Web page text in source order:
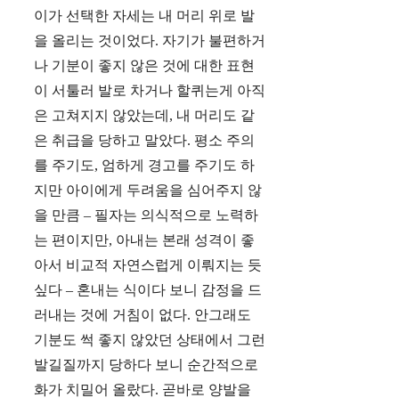
이가 선택한 자세는 내 머리 위로 발
을 올리는 것이었다. 자기가 불편하거
나 기분이 좋지 않은 것에 대한 표현
이 서툴러 발로 차거나 할퀴는게 아직
은 고쳐지지 않았는데, 내 머리도 같
은 취급을 당하고 말았다. 평소 주의
를 주기도, 엄하게 경고를 주기도 하
지만 아이에게 두려움을 심어주지 않
을 만큼 – 필자는 의식적으로 노력하
는 편이지만, 아내는 본래 성격이 좋
아서 비교적 자연스럽게 이뤄지는 듯
싶다 – 혼내는 식이다 보니 감정을 드
러내는 것에 거침이 없다. 안그래도
기분도 썩 좋지 않았던 상태에서 그런
발길질까지 당하다 보니 순간적으로
화가 치밀어 올랐다. 곧바로 양발을